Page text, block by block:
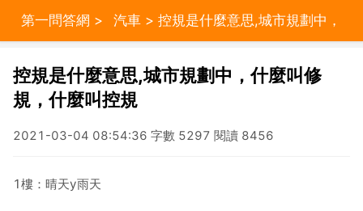
第一問答網 > 汽車 > 控規是什麼意思,城市規劃中，
什麼叫修規，什麼叫控規
控規是什麼意思,城市規劃中，什麼叫修
規，什麼叫控規
2021-03-04 08:54:36 字數 5297 閱讀 8456
1樓：晴天y雨天